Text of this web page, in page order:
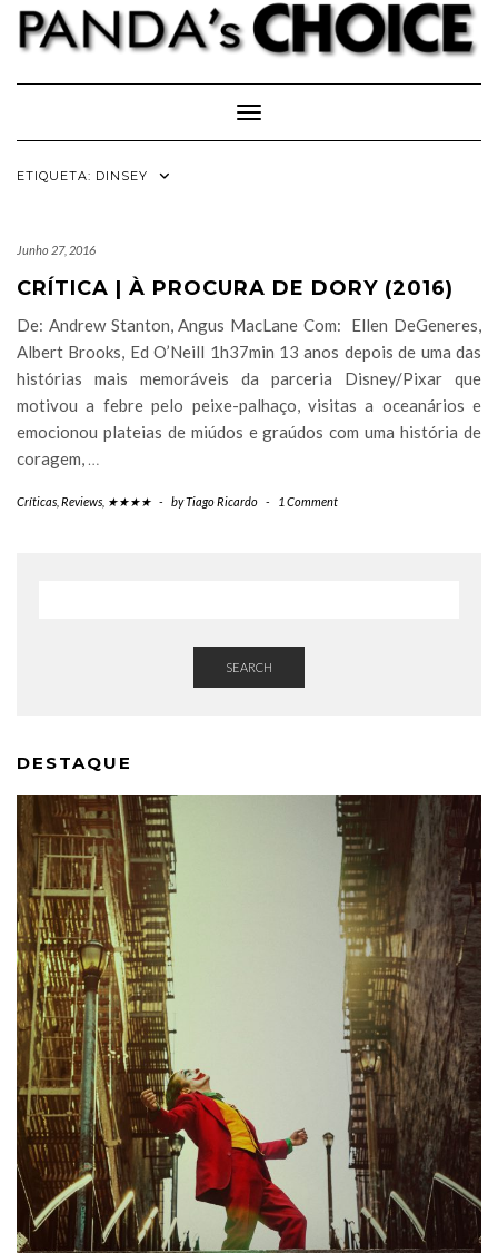
Skip
content
Toggle Navigation
ETIQUETA: DINSEY
Junho 27, 2016
CRÍTICA | À PROCURA DE DORY (2016)
De: Andrew Stanton, Angus MacLane Com: Ellen DeGeneres,
Albert Brooks, Ed O’Neill 1h37min 13 anos depois de uma das
histórias mais memoráveis da parceria Disney/Pixar que
motivou a febre pelo peixe-palhaço, visitas a oceanários e
emocionou plateias de miúdos e graúdos com uma história de
coragem, …
Críticas Reviews ★★★★ - byTiago Ricardo - 1 Comment
SEARCH
DESTAQUE